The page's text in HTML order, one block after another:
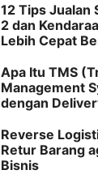
12 Tips Jualan
2 dan
Lebih Cepat
Apa Itu TMS
Management
dengan
Reverse
Retur Barang
Bisnis